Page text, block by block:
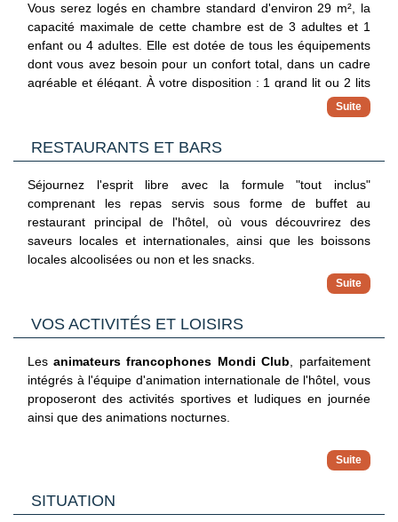
personne (à partir de 4 ans) est à régler sur place.
Vous serez logés en chambre standard d'environ 29 m², la
capacité maximale de cette chambre est de 3 adultes et 1
enfant ou 4 adultes. Elle est dotée de tous les équipements
dont vous avez besoin pour un confort total, dans un cadre
agréable et élégant. À votre disposition : 1 grand lit ou 2 lits
simples et 1 canapé-lit, balcon, climatisation, télévision à
écran plat, coffre-fort*, mini-frigo, téléphone*, salle de bains
Dans le cadre d'une chambre à usage triple ou quadruple,
vous serez logé en chambre double équipée d'un lit double
(ou de 2 lits twins) et de 1 ou 2 lits d'appoint (sofa, canapé
RESTAURANTS ET BARS
Séjournez l'esprit libre avec la formule "tout inclus"
comprenant les repas servis sous forme de buffet au
restaurant principal de l'hôtel, où vous découvrirez des
saveurs locales et internationales, ainsi que les boissons
locales alcoolisées ou non et les snacks.
Petit déjeuner : de 07h30 à 10h00
viennoiseries de 10h00 à 11H00
Déjeuner : de 12h30 à 14h30
Dîner : de 19h00 à 21h30
Snacks en dehors des horaires mentionnés ci-dessus.
VOS ACTIVITÉS ET LOISIRS
Les animateurs francophones Mondi Club , parfaitement
intégrés à l'équipe d'animation internationale de l'hôtel, vous
proposeront des activités sportives et ludiques en journée
ainsi que des animations nocturnes.
grande piscine non chauffée équipée
pendant les vacances scolaires, piscine couverte (réservée
SITUATION